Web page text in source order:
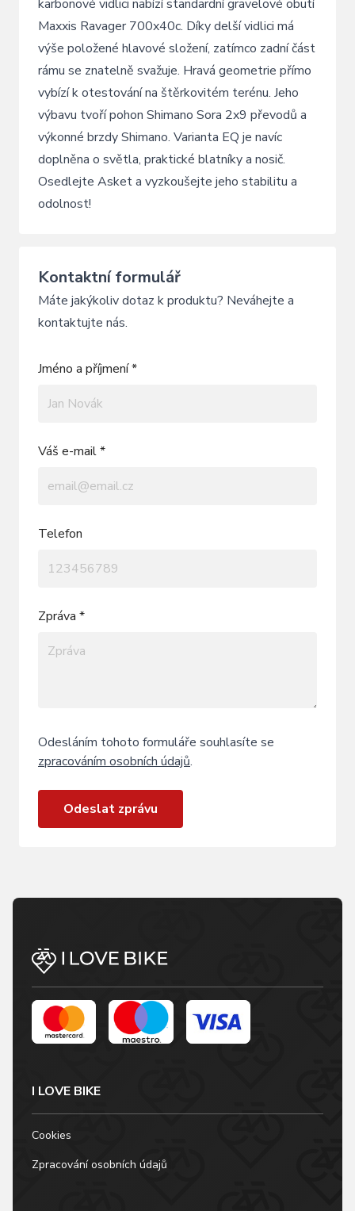
karbonové vidlici nabízí standardní gravelové obutí
Maxxis Ravager 700x40c. Díky delší vidlici má
výše položené hlavové složení, zatímco zadní část
rámu se znatelně svažuje. Hravá geometrie přímo
vybízí k otestování na štěrkovitém terénu. Jeho
výbavu tvoří pohon Shimano Sora 2x9 převodů a
výkonné brzdy Shimano. Varianta EQ je navíc
doplněna o světla, praktické blatníky a nosič.
Osedlejte Asket a vyzkoušejte jeho stabilitu a
odolnost!
Kontaktní formulář
Máte jakýkoliv dotaz k produktu? Neváhejte a
kontaktujte nás.
Jméno a příjmení *
Váš e-mail *
Telefon
Zpráva *
Odesláním tohoto formuláře souhlasíte se
zpracováním osobních údajů.
Odeslat zprávu
I LOVE BIKE
Cookies
Zpracování osobních údajů